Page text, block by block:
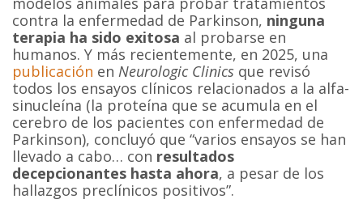
contra la enfermedad de Parkinson, ninguna
terapia ha sido exitosa al probarse en
humanos. Y más recientemente, en 2025, una
publicación en Neurologic Clinics que revisó
todos los ensayos clínicos relacionados a la alfa-
sinucleína (la proteína que se acumula en el
cerebro de los pacientes con enfermedad de
Parkinson), concluyó que “varios ensayos se han
llevado a cabo… con resultados
decepcionantes hasta ahora, a pesar de los
hallazgos preclínicos positivos”.